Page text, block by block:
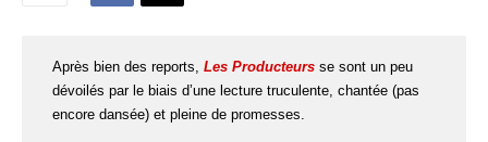
Après bien des reports, Les Producteurs se sont un peu
dévoilés par le biais d’une lecture truculente, chantée (pas
encore dansée) et pleine de promesses.